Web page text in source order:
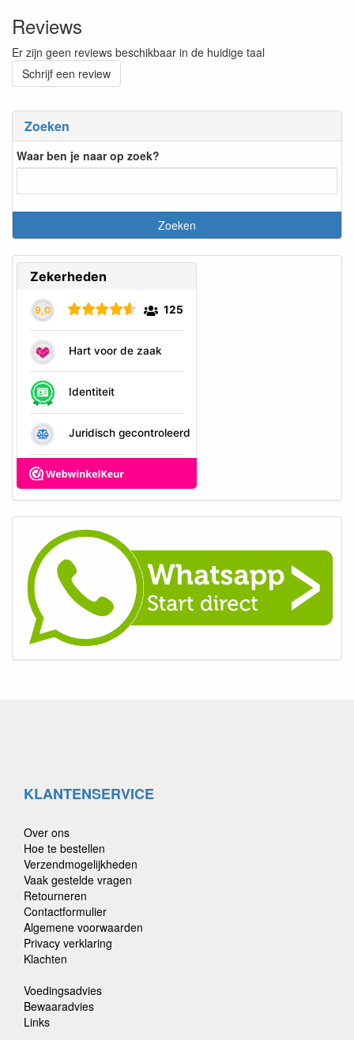
Zoeken
Waar ben je naar op zoek?
Reviews
Er zijn geen reviews beschikbaar in de huidige taal
Schrijf een review
KLANTENSERVICE
Over ons
Hoe te bestellen
Verzendmogelijkheden
Vaak gestelde vragen
Retourneren
Contactformulier
Algemene voorwaarden
Privacy verklaring
Klachten
Voedingsadvies
Bewaaradvies
Links